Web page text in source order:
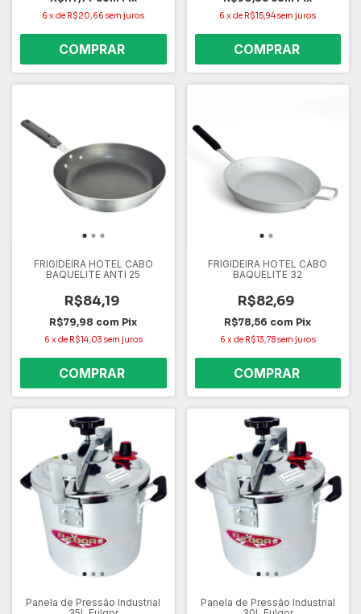
6 xde R$20,66 sem juros 6 xde R$15,94sem juros
FRIGIDEIRA HOTEL CABO
BAQUELITE ANTI 25
R$84,19
R$79,98 com Pix
6 xde R$14,03 sem juros
FRIGIDEIRA HOTEL CABO
BAQUELITE 32
R$82,69
R$78,56 com Pix
6 xde R$13,78sem juros
Panela de Pressão Industrial
Panela de Pressão Industrial